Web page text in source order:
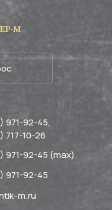
m.ru
971-92-45
971-92-45 (max)
971-92-45,
717-10-26